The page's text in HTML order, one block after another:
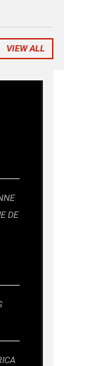
VIEW ALL
DE